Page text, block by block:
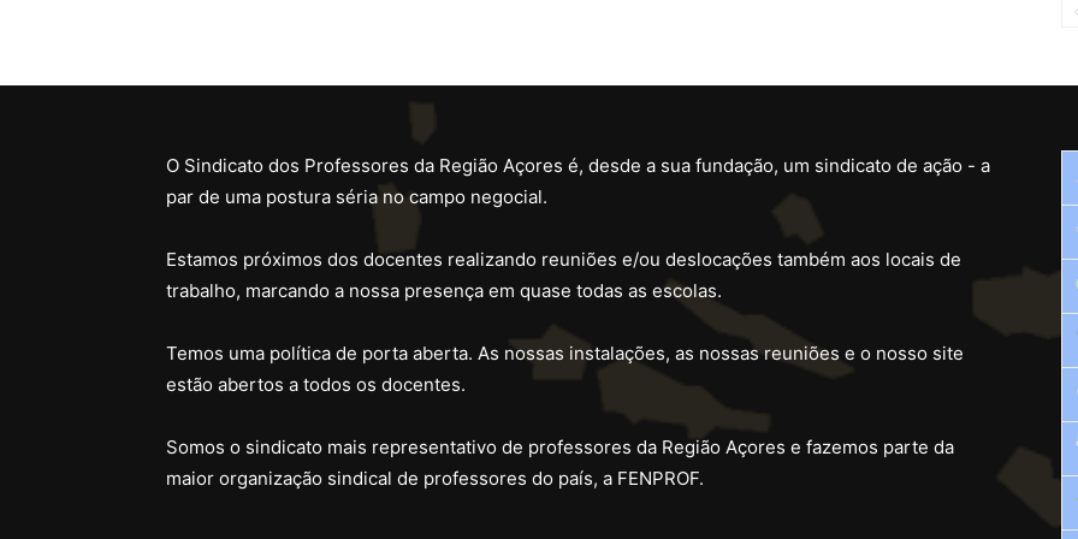
O Sindicato dos Professores da Região Açores é, desde a sua fundação, um sindicato de ação - a
par de uma postura séria no campo negocial.
Estamos próximos dos docentes realizando reuniões e/ou deslocações também aos locais de
trabalho, marcando a nossa presença em quase todas as escolas.
Temos uma política de porta aberta. As nossas instalações, as nossas reuniões e o nosso site
estão abertos a todos os docentes.
Somos o sindicato mais representativo de professores da Região Açores e fazemos parte da
maior organização sindical de professores do país, a FENPROF.